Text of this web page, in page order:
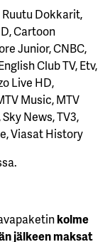
Ruutu Dokkarit,
Cartoon
Junior, CNBC,
Club TV, Etv,
Live HD,
Music, MTV
News, TV3,
Viasat History
kolme
jälkeen maksat